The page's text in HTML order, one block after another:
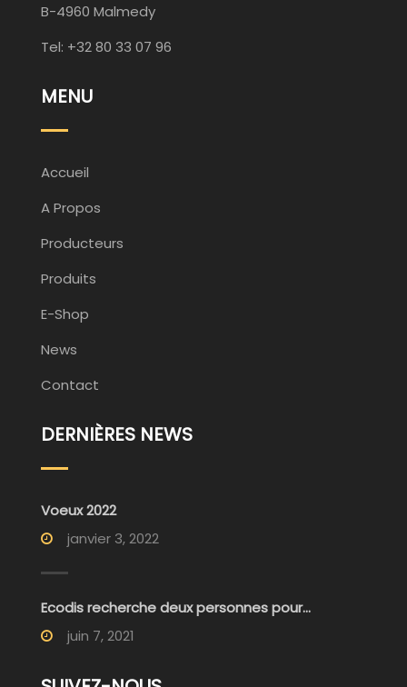
B-4960 Malmedy
Tel: +32 80 33 07 96
MENU
Accueil
A Propos
Producteurs
Produits
E-Shop
News
Contact
DERNIÈRES NEWS
Voeux 2022
janvier 3, 2022
Ecodis recherche deux personnes pour...
juin 7, 2021